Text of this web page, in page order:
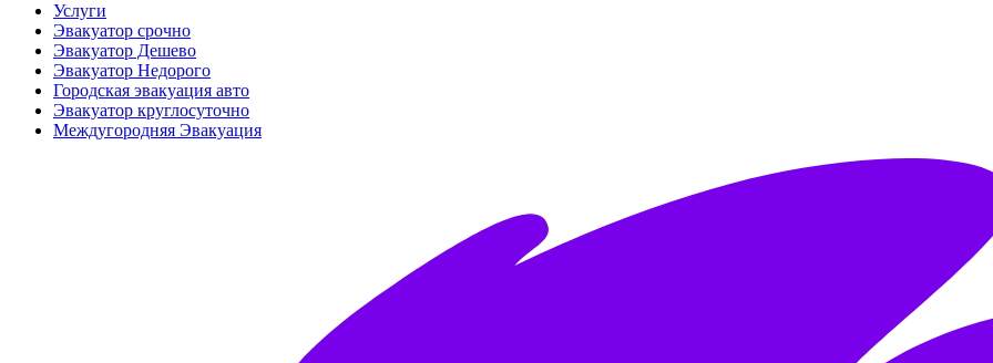
Услуги
Эвакуатор срочно
Эвакуатор Дешево
Эвакуатор Недорого
Городская эвакуация авто
Эвакуатор круглосуточно
Междугородняя Эвакуация